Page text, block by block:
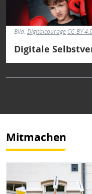
Bild:Digitalcourage CC-BY
Digitale
Mitmachen
Bild